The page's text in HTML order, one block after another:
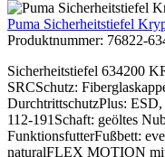
Puma Sicherheitstiefel
Produktnummer: 76822-
Sicherheitstiefel 634200
SRCSchutz:
DurchtrittschutzPlus:
112-191Schaft: geöltes
FunktionsfutterFußbett:
naturalFLEX MOTION